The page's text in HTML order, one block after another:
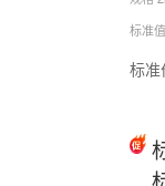
标准值
标准